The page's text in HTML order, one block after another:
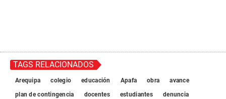
TAGS RELACIONADOS
Arequipa colegio educación Apafa obra
avance
plan de contingencia
docentes estudiantes
denuncia